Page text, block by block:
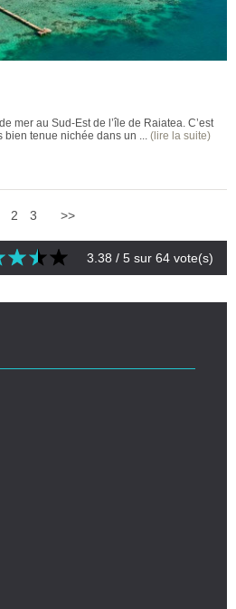
mer au Sud-Est de l’île de Raiatea. C’est
bien tenue nichée dans un ... (lire la suite)
2 3 >>
3.38 / 5 sur 64 vote(s)